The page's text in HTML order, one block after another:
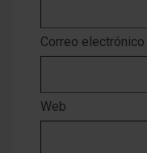
Correo electrónico
Web